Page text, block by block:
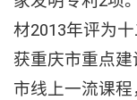
材2013年评为
获重庆市重点
市线上一流课